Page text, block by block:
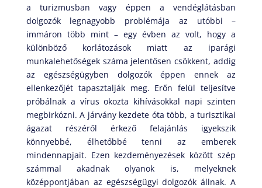
a turizmusban vagy éppen a vendéglátásban
dolgozók legnagyobb problémája az utóbbi –
immáron több mint – egy évben az volt, hogy a
különböző korlátozások miatt az iparági
munkalehetőségek száma jelentősen csökkent, addig
az egészségügyben dolgozók éppen ennek az
ellenkezőjét tapasztalják meg. Erőn felül teljesítve
próbálnak a vírus okozta kihívásokkal napi szinten
megbirkózni. A járvány kezdete óta több, a turisztikai
ágazat részéről érkező felajánlás igyekszik
könnyebbé, élhetőbbé tenni az emberek
mindennapjait. Ezen kezdeményezések között szép
számmal akadnak olyanok is, melyeknek
középpontjában az egészségügyi dolgozók állnak. A